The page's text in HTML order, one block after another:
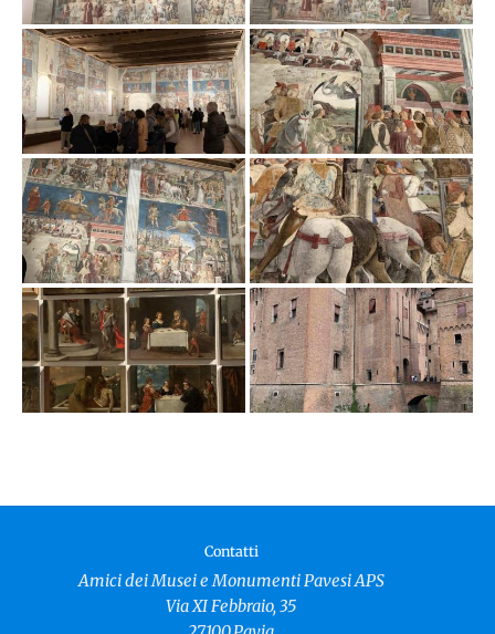
Contatti
Amici dei Musei e Monumenti Pavesi APS
Via XI Febbraio, 35